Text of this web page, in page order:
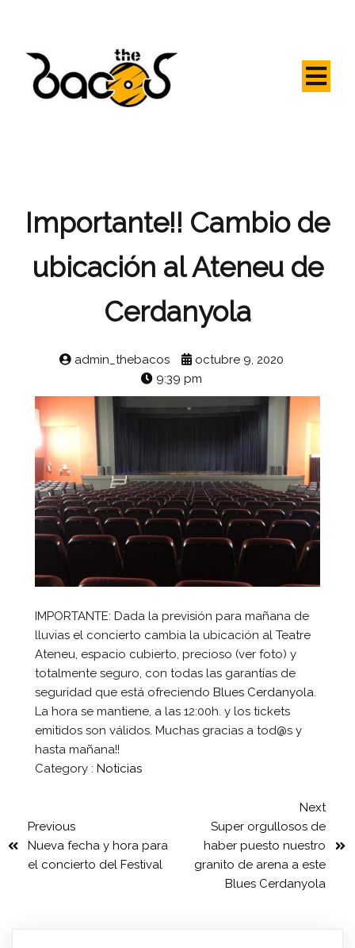
Importante!! Cambio de
ubicación al Ateneu de
Cerdanyola
admin_thebacos
octubre 9, 2020
9:39 pm
IMPORTANTE: Dada la previsión para mañana de
lluvias el concierto cambia la ubicación al Teatre
Ateneu, espacio cubierto, precioso (ver foto) y
totalmente seguro, con todas las garantías de
seguridad que está ofreciendo Blues Cerdanyola.
La hora se mantiene, a las 12:00h. y los tickets
emitidos son válidos. Muchas gracias a tod@s y
hasta mañana!!
Category : Noticias
Previous
Nueva fecha y hora para
el concierto del Festival
Next
Super orgullosos de
haber puesto nuestro
granito de arena a este
Blues Cerdanyola